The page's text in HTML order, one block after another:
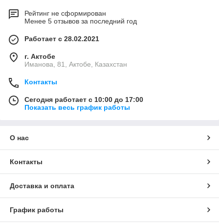
Рейтинг не сформирован
Менее 5 отзывов за последний год
Работает с 28.02.2021
г. Актобе
Иманова, 81, Актобе, Казахстан
Контакты
Сегодня работает с 10:00 до 17:00
Показать весь график работы
О нас
Контакты
Доставка и оплата
График работы